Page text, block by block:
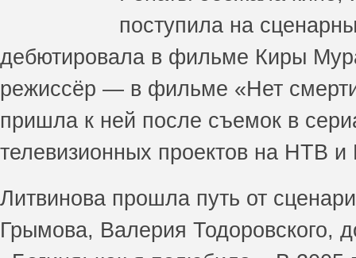
поступила на
дебютировала в фильме Киры
режиссёр — в фильме «Нет
пришла к ней после съемок в
телевизионных проектов на НТВ
Литвинова прошла путь от
Грымова, Валерия Тодоровского,